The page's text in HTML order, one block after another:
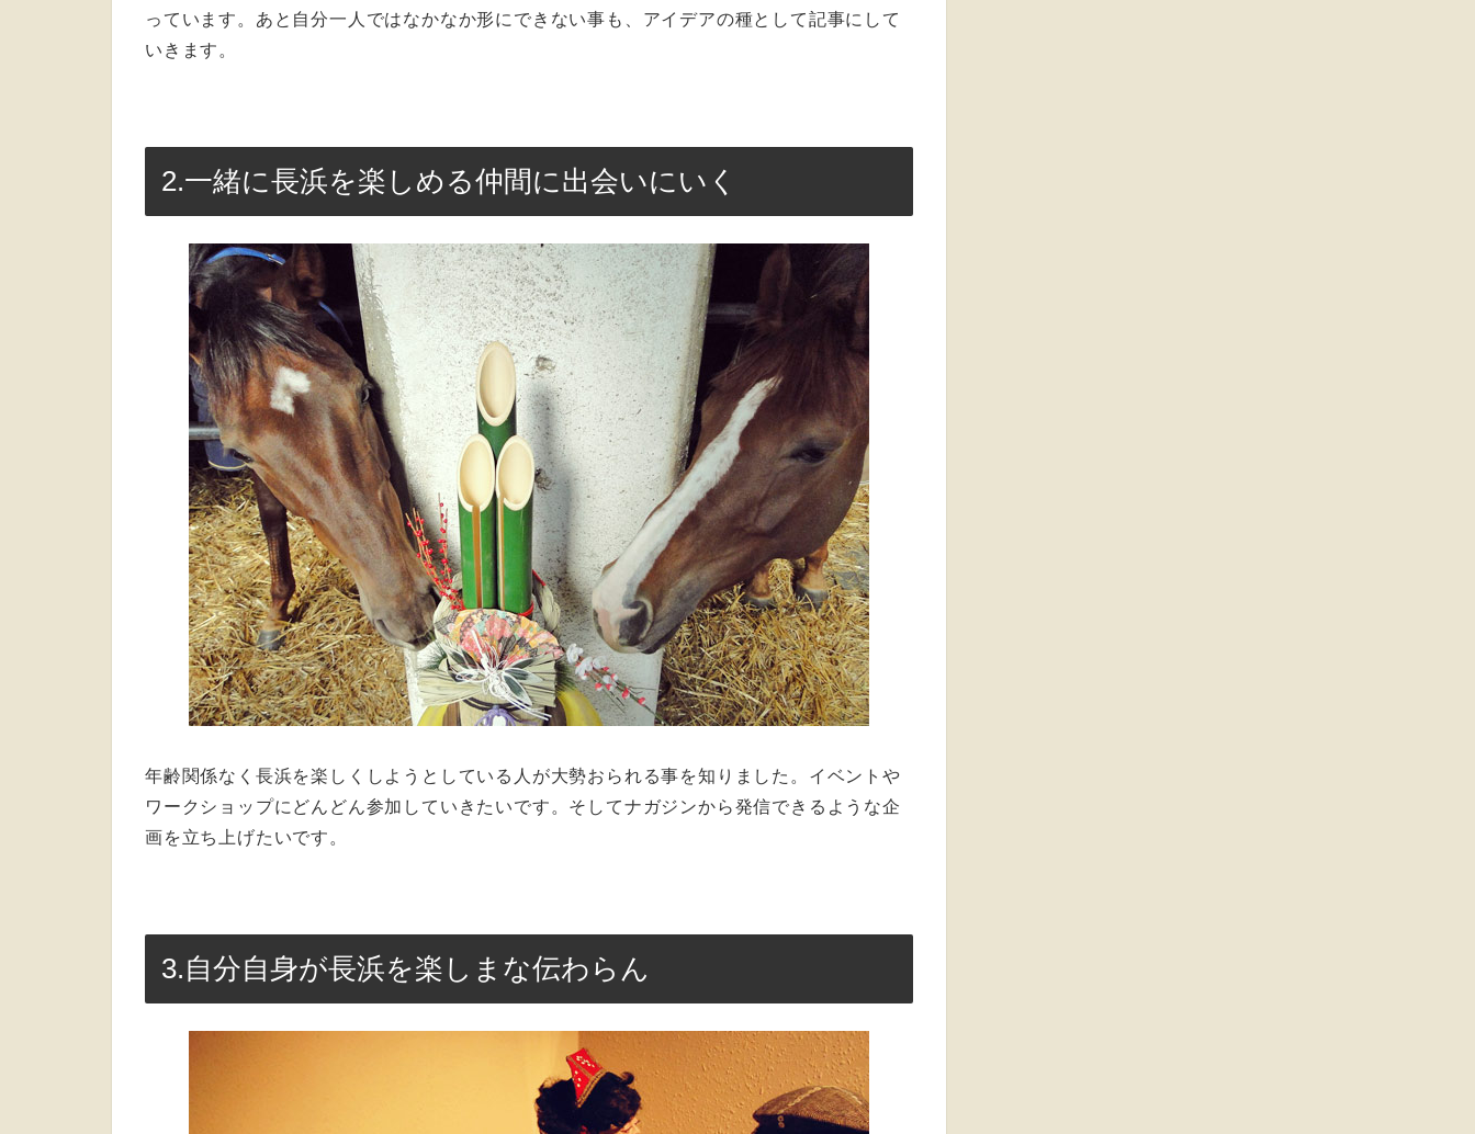
っています。あと自分一人ではなかなか形にできない事も、アイデアの種として記事にして
いきます。
2.一緒に長浜を楽しめる仲間に出会いにいく
年齢関係なく長浜を楽しくしようとしている人が大勢おられる事を知りました。イベントや
ワークショップにどんどん参加していきたいです。そしてナガジンから発信できるような企
画を立ち上げたいです。
3.自分自身が長浜を楽しまな伝わらん